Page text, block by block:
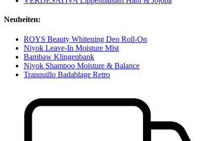
Neuheiten:
ROYS Beauty Whitening Deo Roll-On
Niyok Leave-In Moisture Mist
Bambaw Klingenbank
Niyok Shampoo Moisture & Balance
Tranquillo Badablage Retro